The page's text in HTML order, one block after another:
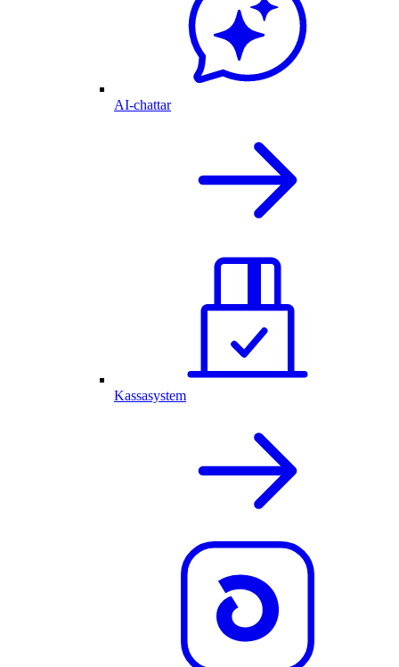
AI-chattar
Kassasystem